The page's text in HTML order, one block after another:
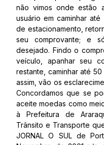
não vimos onde estão
usuário em caminhar
de estacionamento,
seu comprovante; e
desejado. Findo o
veículo, apanhar seu
restante, caminhar até
assim, vão os
Concordamos que se
aceite moedas como
à Prefeitura de
Trânsito e Transporte
JORNAL O SUL de